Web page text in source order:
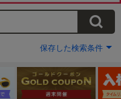
保存した検索条件